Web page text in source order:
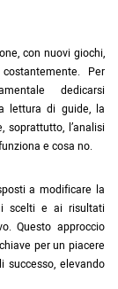
con nuovi giochi,
Per
dedicarsi
lettura di guide, la
l’analisi
e cosa no.
a modificare la
scelti e ai risultati
Questo approccio
per un piacere
elevando